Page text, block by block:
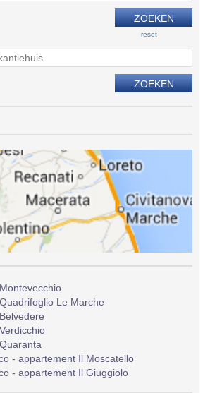
reset
Le Marche
- appartement Il Moscatello
- appartement Il Giuggiolo